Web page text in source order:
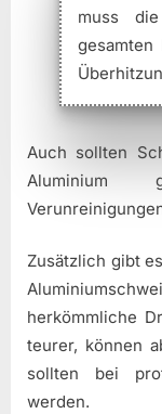
muss
gesamten
Auch sollten
Aluminium
Zusätzlich gibt
herkömmliche
teurer, können
sollten bei
werden.